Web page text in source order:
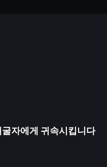
자에게 귀속시킵니다